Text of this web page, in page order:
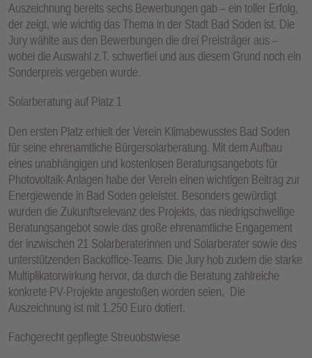
Auszeichnung bereits sechs Bewerbungen gab – ein toller Erfolg,
der zeigt, wie wichtig das Thema in der Stadt Bad Soden ist. Die
Jury wählte aus den Bewerbungen die drei Preisträger aus –
wobei die Auswahl z.T. schwerfiel und aus diesem Grund noch ein
Sonderpreis vergeben wurde.
Solarberatung auf Platz 1
Den ersten Platz erhielt der Verein Klimabewusstes Bad Soden
für seine ehrenamtliche Bürgersolarberatung. Mit dem Aufbau
eines unabhängigen und kostenlosen Beratungsangebots für
Photovoltaik-Anlagen habe der Verein einen wichtigen Beitrag zur
Energiewende in Bad Soden geleistet. Besonders gewürdigt
wurden die Zukunftsrelevanz des Projekts, das niedrigschwellige
Beratungsangebot sowie das große ehrenamtliche Engagement
der inzwischen 21 Solarberaterinnen und Solarberater sowie des
unterstützenden Backoffice-Teams. Die Jury hob zudem die starke
Multiplikatorwirkung hervor, da durch die Beratung zahlreiche
konkrete PV-Projekte angestoßen worden seien. Die
Auszeichnung ist mit 1.250 Euro dotiert.
Fachgerecht gepflegte Streuobstwiese